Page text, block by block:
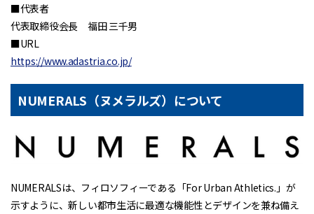
■代表者
代表取締役会長 福田 三千男
■URL
https://www.adastria.co.jp/
NUMERALS（ヌメラルズ）について
NUMERALSは、フィロソフィーである「For Urban Athletics.」が
示すように、新しい都市生活に最適な機能性とデザインを兼ね備え